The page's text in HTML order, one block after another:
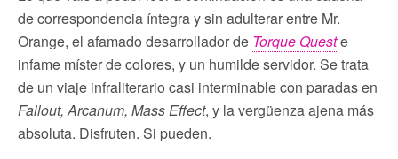
de correspondencia íntegra y sin adulterar entre Mr.
Orange, el afamado desarrollador de Torque Queste
infame míster de colores, y un humilde servidor. Se trata
de un viaje infraliterario casi interminable con paradas en
Fallout, Arcanum, Mass Effect, y la vergüenza ajena más
absoluta. Disfruten. Si pueden.